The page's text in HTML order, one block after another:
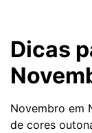
Dicas
Novembro em
de cores